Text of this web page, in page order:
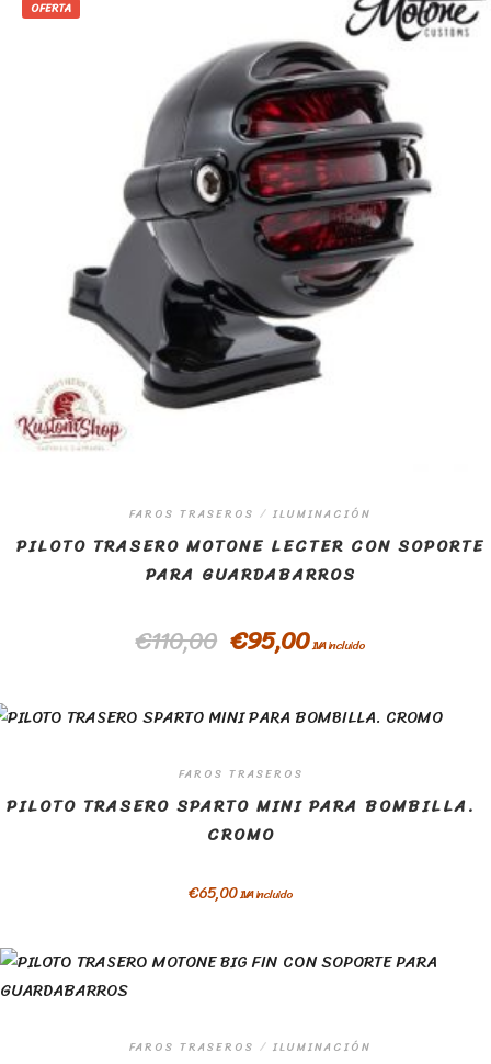
OFERTA
FAROS TRASEROS / ILUMINACIÓN
PILOTO TRASERO MOTONE LECTER CON SOPORTE
PARA GUARDABARROS
€110,00 €95,00IVA incluido
FAROS TRASEROS
PILOTO TRASERO SPARTO MINI PARA BOMBILLA.
CROMO
€65,00IVA incluido
FAROS TRASEROS / ILUMINACIÓN